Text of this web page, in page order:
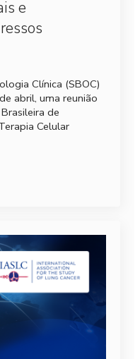
e
Clínica (SBOC)
abril, uma reunião
de
Celular